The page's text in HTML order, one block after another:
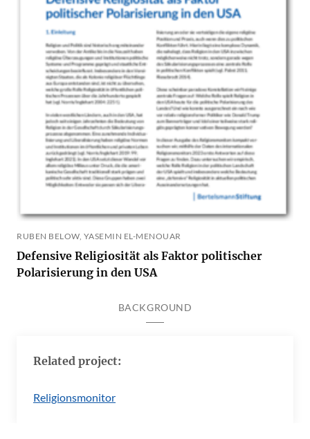
RUBEN BELOW, YASEMIN EL-MENOUAR
Defensive Religiosität als Faktor politischer
Polarisierung in den USA
BACKGROUND
Related project:
Religionsmonitor